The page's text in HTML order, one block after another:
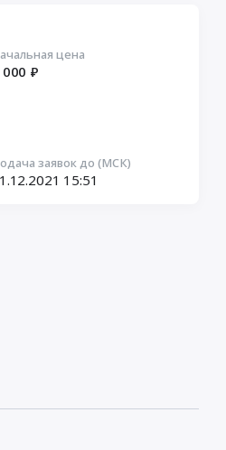
цена
000 ₽
заявок до (МСК)
15:51